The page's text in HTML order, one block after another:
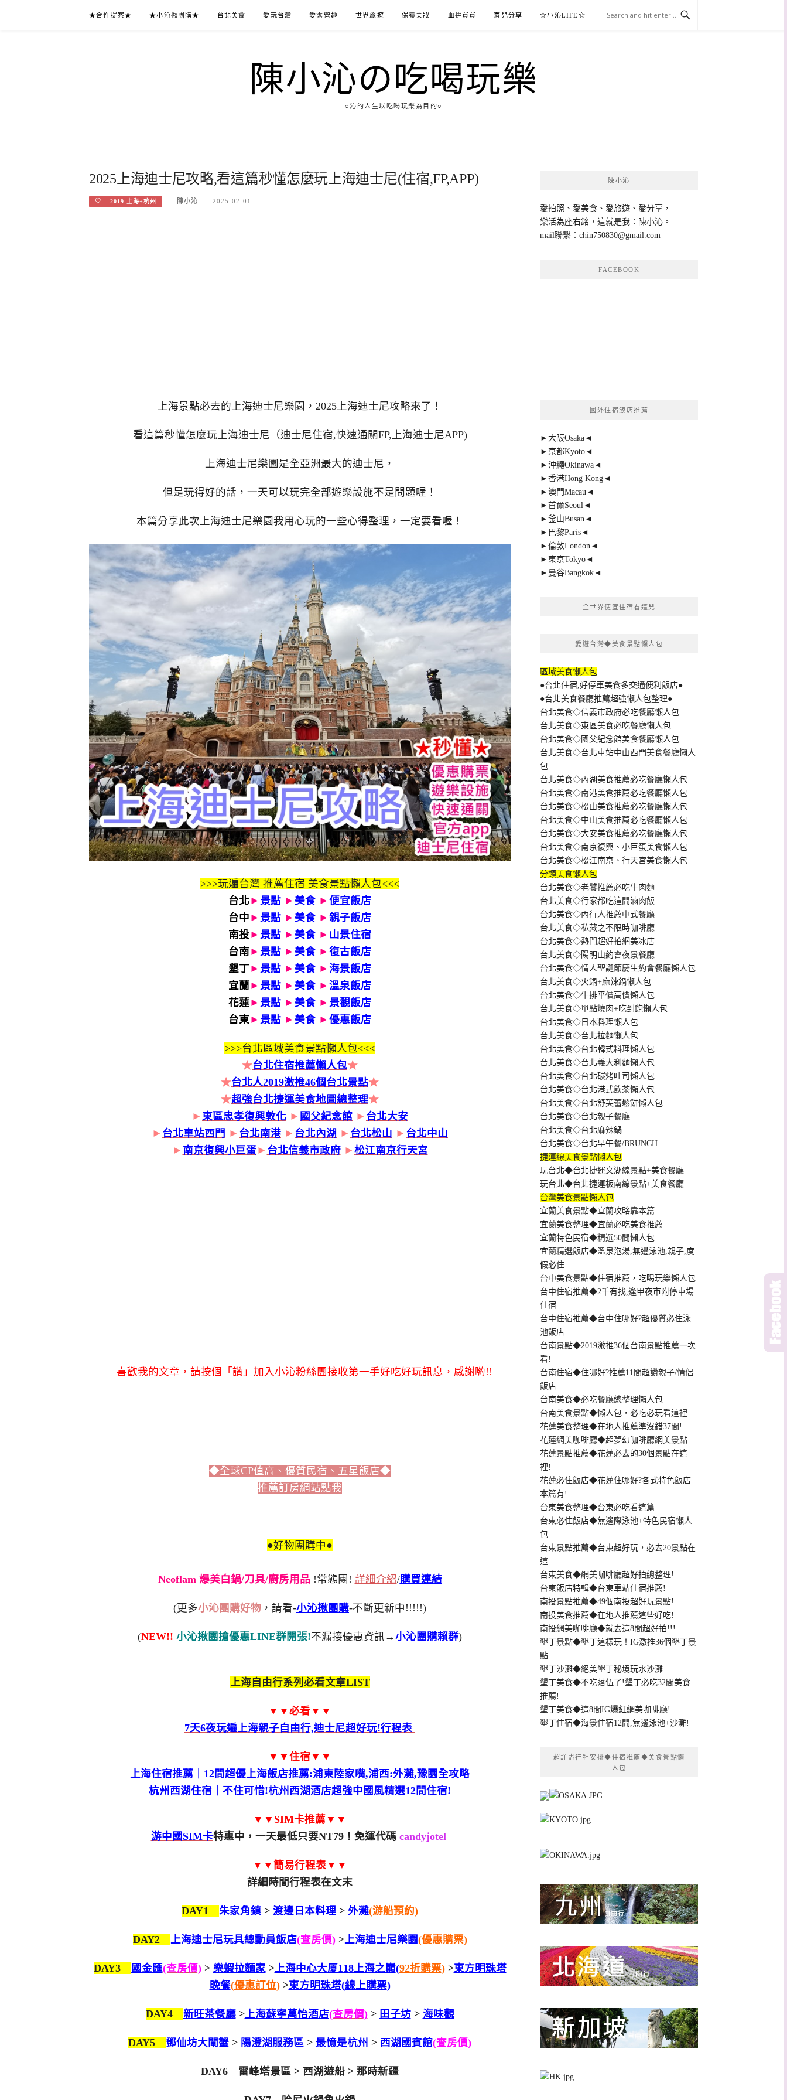
★合作提案★ ★小沁揪團購★ 台北美食 愛玩台灣 愛露營趣 世界旅遊 保養美妝 血拚買買 育兒分享 ☆小沁LIFE☆
陳小沁の吃喝玩樂
○沁的人生以吃喝玩樂為目的○
2025上海迪士尼攻略,看這篇秒懂怎麼玩上海迪士尼(住宿,FP,APP)
♡ 2019 上海+杭州 陳小沁 2025-02-01
上海景點必去的上海迪士尼樂園，2025上海迪士尼攻略來了！
看這篇秒懂怎麼玩上海迪士尼（迪士尼住宿,快速通關FP,上海迪士尼APP)
上海迪士尼樂園是全亞洲最大的迪士尼，
但是玩得好的話，一天可以玩完全部遊樂設施不是問題喔！
本篇分享此次上海迪士尼樂園我用心玩的一些心得整理，一定要看喔！
>>>玩遍台灣 推薦住宿 美食景點懶人包<<<
台北► 景點 ► 美食 ► 便宜飯店
台中 ► 景點 ► 美食 ► 親子飯店
南投► 景點 ► 美食 ► 山景住宿
台南► 景點 ► 美食 ► 復古飯店
墾丁► 景點 ► 美食 ► 海景飯店
宜蘭 ► 景點 ► 美食 ► 溫泉飯店
花蓮► 景點 ► 美食 ► 景觀飯店
台東► 景點 ► 美食 ► 優惠飯店
>>>台北區域美食景點懶人包<<<
★台北住宿推薦懶人包★
★台北人2019激推46個台北景點★
★超強台北捷運美食地圖總整理★
► 東區忠孝復興敦化 ► 國父紀念館 ► 台北大安
► 台北車站西門 ► 台北南港 ► 台北內湖 ► 台北松山 ► 台北中山
► 南京復興小巨蛋► 台北信義市政府► 松江南京行天宮
喜歡我的文章，請按個「讚」加入小沁粉絲團接收第一手好吃好玩訊息，感謝喲!!
◆全球CP值高、優質民宿、五星飯店◆
推薦訂房網站點我
●好物團購中●
Neoflam 爆美白鍋/刀具/廚房用品 !常態團! 詳細介紹/購買連結
(更多小沁團購好物 ，請看-小沁揪團購-不斷更新中!!!!!)
(NEW!! 小沁揪團搶優惠LINE群開張!不漏接優惠資訊→小沁團購賴群)
上海自由行系列必看文章LIST
▼▼必看▼▼
7天6夜玩遍上海親子自由行,迪士尼超好玩!行程表
▼▼住宿▼▼
上海住宿推薦｜12間超優上海飯店推薦:浦東陸家嘴,浦西:外灘,豫園全攻略
杭州西湖住宿｜不住可惜!杭州西湖酒店超強中國風精選12間住宿!
▼▼SIM卡推薦▼▼
游中國SIM卡特惠中，一天最低只要NT79！免運代碼 candyjotel
▼▼簡易行程表▼▼
詳細時間行程表在文末
DAY1 朱家角鎮 > 渡邊日本料理 > 外灘(游船預約)
DAY2 上海迪士尼玩具總動員飯店(查房價) >上海迪士尼樂園(優惠購票)
DAY3 國金匯(查房價)> 樂蝦拉麵家>上海中心大厦118上海之巔(92折購票) >東方明珠塔
晚餐(優惠訂位) >東方明珠塔(線上購票)
DAY4 新旺茶餐廳 >上海蘇寧萬怡酒店(查房價)> 田子坊 > 海味觀
DAY5 鄧仙坊大閘蟹 > 陽澄湖服務區 > 最憶是杭州 > 西湖國賓館(查房價)
DAY6 雷峰塔景區 > 西湖遊船 > 那時新疆
陳小沁
愛拍照、愛美食、愛旅遊、愛分享，
樂活為座右銘，這就是我：陳小沁。
mail聯繫： chin750830@gmail.com
FACEBOOK
國外住宿飯店推薦
►大阪Osaka◄
►京都Kyoto◄
►沖繩Okinawa◄
►香港Hong Kong◄
►澳門Macau◄
►首爾Seoul◄
►釜山Busan◄
►巴黎Paris◄
►倫敦London◄
►東京Tokyo◄
►曼谷Bangkok◄
全世界便宜住宿看這兒
愛遊台灣◆美食景點懶人包
區域美食懶人包
●台北住宿,好停車美食多交通便利飯店●
●台北美食餐廳推薦超強懶人包整理●
台北美食◇信義市政府必吃餐廳懶人包
台北美食◇東區美食必吃餐廳懶人包
台北美食◇國父紀念館美食餐廳懶人包
台北美食◇台北車站中山西門美食餐廳懶人
包
台北美食◇內湖美食推薦必吃餐廳懶人包
台北美食◇南港美食推薦必吃餐廳懶人包
台北美食◇松山美食推薦必吃餐廳懶人包
台北美食◇中山美食推薦必吃餐廳懶人包
台北美食◇大安美食推薦必吃餐廳懶人包
台北美食◇南京復興、小巨蛋美食懶人包
台北美食◇松江南京、行天宮美食懶人包
分類美食懶人包
台北美食◇老饕推薦必吃牛肉麵
台北美食◇行家都吃這間滷肉飯
台北美食◇內行人推薦中式餐廳
台北美食◇私藏之不限時咖啡廳
台北美食◇熱門超好拍網美冰店
台北美食◇陽明山約會夜景餐廳
台北美食◇情人聖誕節慶生約會餐廳懶人包
台北美食◇火鍋+麻辣鍋懶人包
台北美食◇牛排平價高價懶人包
台北美食◇單點燒肉+吃到飽懶人包
台北美食◇日本料理懶人包
台北美食◇台北拉麵懶人包
台北美食◇台北韓式料理懶人包
台北美食◇台北義大利麵懶人包
台北美食◇台北碳烤吐司懶人包
台北美食◇台北港式飲茶懶人包
台北美食◇台北舒芙蕾鬆餅懶人包
台北美食◇台北親子餐廳
台北美食◇台北麻辣鍋
台北美食◇台北早午餐/BRUNCH
捷運線美食景點懶人包
玩台北◆台北捷運文湖線景點+美食餐廳
玩台北◆台北捷運板南線景點+美食餐廳
台灣美食景點懶人包
宜蘭美食景點◆宜蘭攻略靠本篇
宜蘭美食整理◆宜蘭必吃美食推薦
宜蘭特色民宿◆精選50間懶人包
宜蘭精選飯店◆溫泉泡湯,無邊泳池,親子,度
假必住
台中美食景點◆住宿推薦，吃喝玩樂懶人包
台中住宿推薦◆2千有找,逢甲夜市附停車場
住宿
台中住宿推薦◆台中住哪好?超優質必住泳
池飯店
台南景點◆2019激推36個台南景點推薦一次
看!
台南住宿◆住哪好?推薦11間超讚親子/情侶
飯店
台南美食◆必吃餐廳總整理懶人包
台南美食景點◆懶人包，必吃必玩看這裡
花蓮美食整理◆在地人推薦準沒錯37間!
花蓮網美咖啡廳◆超夢幻咖啡廳網美景點
花蓮景點推薦◆花蓮必去的30個景點在這
裡!
花蓮必住飯店◆花蓮住哪好?各式特色飯店
本篇有!
台東美食整理◆台東必吃看這篇
台東必住飯店◆無邊際泳池+特色民宿懶人
包
台東景點推薦◆台東超好玩，必去20景點在
這
台東美食◆網美咖啡廳超好拍總整理!
台東飯店特輯◆台東車站住宿推薦!
南投景點推薦◆49個南投超好玩景點!
南投美食推薦◆在地人推薦這些好吃!
南投網美咖啡廳◆就去這8間超好拍!!!
墾丁景點◆墾丁這樣玩！IG激推36個墾丁景
點
墾丁沙灘◆絕美墾丁秘境玩水沙灘
墾丁美食◆不吃落伍了!墾丁必吃32間美食
推薦!
墾丁美食◆這8間IG爆紅網美咖啡廳!
墾丁住宿◆海景住宿12間,無邊泳池+沙灘!
超詳盡行程安排◆住宿推薦◆美食景點懶
人包